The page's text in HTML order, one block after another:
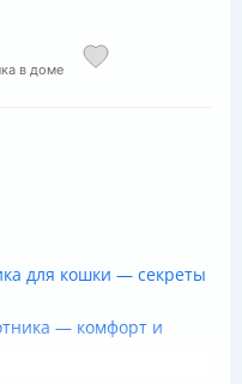
в доме
для кошки — секреты
— комфорт и